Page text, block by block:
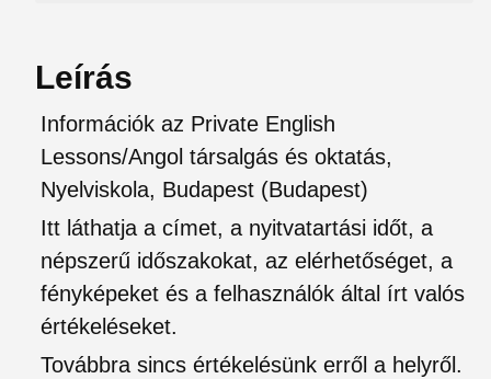
Leírás
Információk az Private English
Lessons/Angol társalgás és oktatás,
Nyelviskola, Budapest (Budapest)
Itt láthatja a címet, a nyitvatartási időt, a
népszerű időszakokat, az elérhetőséget, a
fényképeket és a felhasználók által írt valós
értékeléseket.
Továbbra sincs értékelésünk erről a helyről.